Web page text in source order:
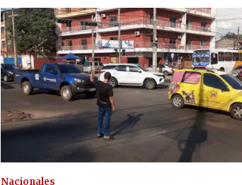
Nacionales